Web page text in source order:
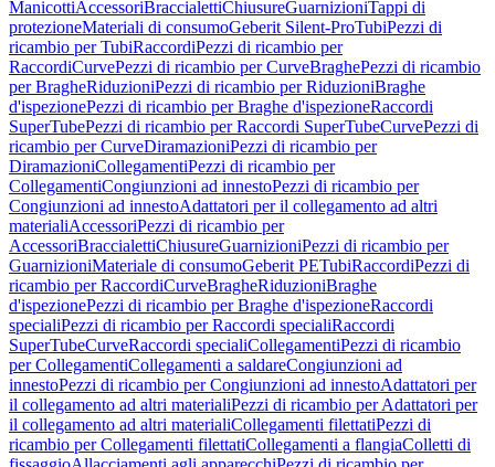
ManicottiAccessoriBraccialettiChiusureGuarnizioniTappi di
protezioneMateriali di consumoGeberit Silent-ProTubiPezzi di
ricambio per TubiRaccordiPezzi di ricambio per
RaccordiCurvePezzi di ricambio per CurveBraghePezzi di ricambio
per BragheRiduzioniPezzi di ricambio per RiduzioniBraghe
d'ispezionePezzi di ricambio per Braghe d'ispezioneRaccordi
SuperTubePezzi di ricambio per Raccordi SuperTubeCurvePezzi di
ricambio per CurveDiramazioniPezzi di ricambio per
DiramazioniCollegamentiPezzi di ricambio per
CollegamentiCongiunzioni ad innestoPezzi di ricambio per
Congiunzioni ad innestoAdattatori per il collegamento ad altri
materialiAccessoriPezzi di ricambio per
AccessoriBraccialettiChiusureGuarnizioniPezzi di ricambio per
GuarnizioniMateriale di consumoGeberit PETubiRaccordiPezzi di
ricambio per RaccordiCurveBragheRiduzioniBraghe
d'ispezionePezzi di ricambio per Braghe d'ispezioneRaccordi
specialiPezzi di ricambio per Raccordi specialiRaccordi
SuperTubeCurveRaccordi specialiCollegamentiPezzi di ricambio
per CollegamentiCollegamenti a saldareCongiunzioni ad
innestoPezzi di ricambio per Congiunzioni ad innestoAdattatori per
il collegamento ad altri materialiPezzi di ricambio per Adattatori per
il collegamento ad altri materialiCollegamenti filettatiPezzi di
ricambio per Collegamenti filettatiCollegamenti a flangiaColletti di